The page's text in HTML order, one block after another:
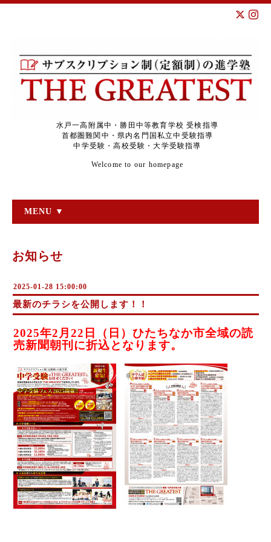
水戸一高附属中・勝田中等教育学校 受検指導
首都圏難関中・県内名門国私立中受験指導
中学受験・高校受験・大学受験指導
Welcome to our homepage
MENU ▼
お知らせ
2025-01-28 15:00:00
最新のチラシを公開します！！
2025年2月22日（日）ひたちなか市全域の読
売新聞朝刊に折込となります。